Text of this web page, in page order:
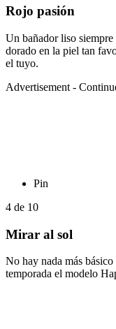
Rojo pasión
Un bañador liso siempre
dorado en la piel tan
el tuyo.
Advertisement -
Pin
4 de 10
Mirar al sol
No hay nada más
temporada el modelo